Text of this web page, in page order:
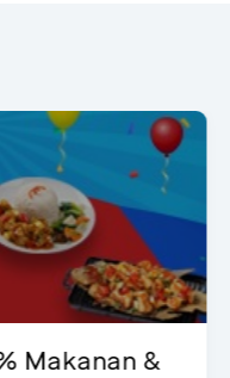
Makanan &